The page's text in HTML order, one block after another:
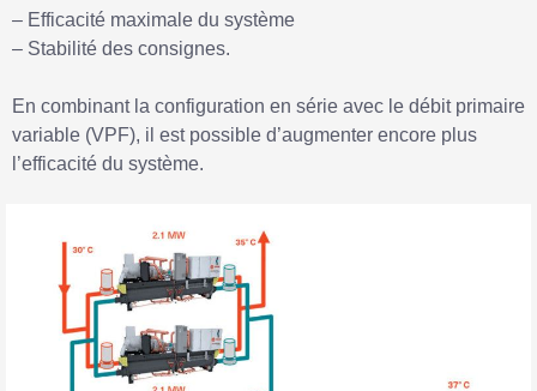
– Efficacité maximale du système
– Stabilité des consignes.
En combinant la configuration en série avec le débit primaire
variable (VPF), il est possible d’augmenter encore plus
l’efficacité du système.